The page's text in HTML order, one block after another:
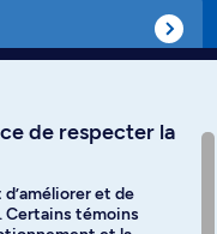
de respecter la
et de
Certains témoins